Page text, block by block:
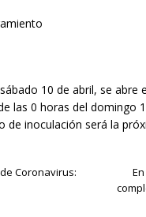
10 de abril, se abre
las 0 horas del domingo
de inoculación será la
Coronavirus: